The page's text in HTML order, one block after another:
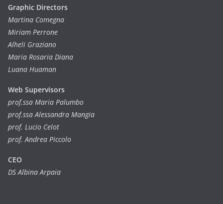
Graphic Directors
Martina Comegna
Miriam Perrone
Alheli Graziano
Maria Rosaria Diana
Luana Huaman
Web Supervisors
prof.ssa Maria Palumbo
prof.ssa Alessandra Mangia
prof. Lucio Celot
prof. Andrea Piccolo
CEO
DS Albina Arpaia